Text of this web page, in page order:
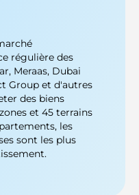
régulière des
Meraas, Dubai
Group et d'autres
des biens
et 45 terrains
les
sont les plus